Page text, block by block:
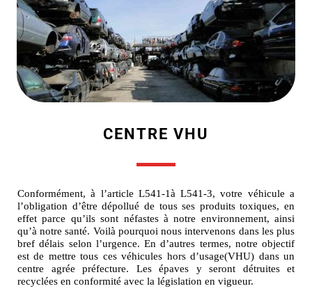
CENTRE VHU
Conformément, à l’article L541-1à L541-3, votre véhicule a
l’obligation d’être dépollué de tous ses produits toxiques, en
effet parce qu’ils sont néfastes à notre environnement, ainsi
qu’à notre santé. Voilà pourquoi nous intervenons dans les plus
bref délais selon l’urgence. En d’autres termes, notre objectif
est de mettre tous ces véhicules hors d’usage(VHU) dans un
centre agrée préfecture. Les épaves y seront détruites et
recyclées en conformité avec la législation en vigueur.